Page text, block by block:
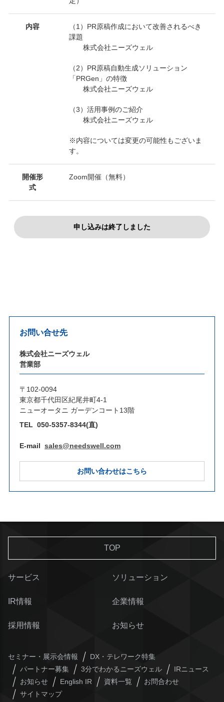
内容
（1）PR原稿作成において改善されるべき
課題
株式会社ニーズウェル
（2）PR原稿自動生成ソリューション
「PRGen」の特徴
株式会社ニーズウェル
（3）活用事例のご紹介
株式会社ニーズウェル
※内容については変更の可能性もございま
す。
開催形
式
Zoom開催（無料）
申し込みは終了しました
お問い合せ先
株式会社ニーズウェル
営業部
〒102-0094
東京都千代田区紀尾井町4-1
ニューオータニ ガーデンコート13階
TEL 050-5357-8344(直)
E-mail sales@needswell.com
お問い合わせはこちら
TOP
サービス ソリューション
IR情報 企業情報
採用情報 お知らせ
セミナー・展示会情報
DX・テレワーク特集
パートナー募集
3分でわかるニーズウェル
IRニュース
お知らせ
English IR 資料一覧
お問合わせ
サイトマップ